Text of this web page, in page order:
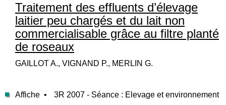
Traitement des effluents d’élevage
laitier peu chargés et du lait non
commercialisable grâce au filtre planté
de roseaux
GAILLOT A., VIGNAND P., MERLIN G.
Affiche • 3R 2007 - Séance : Elevage et environnement